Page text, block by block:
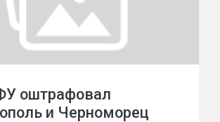
оштрафовал
и Черноморец